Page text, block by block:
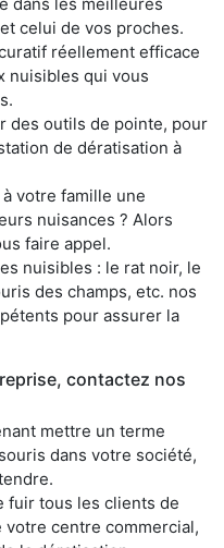
dans les meilleures
celui de vos proches.
réellement efficace
nuisibles qui vous
des outils de pointe, pour
de dératisation à
votre famille une
nuisances ? Alors
faire appel.
nuisibles : le rat noir, le
des champs, etc. nos
pour assurer la
contactez nos
mettre un terme
dans votre société,
fuir tous les clients de
centre commercial,